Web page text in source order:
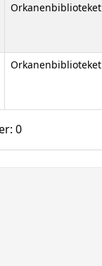
Orkanenbiblioteket
Orkanenbiblioteket
0